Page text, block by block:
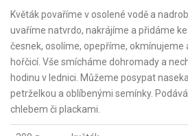
Květák povaříme v osolené vodě a
uvaříme natvrdo, nakrájíme a přidáme
česnek, osolíme, opepříme, okmínujeme
hořčicí. Vše smícháme dohromady a
hodinu v lednici. Můžeme posypat
petrželkou a oblíbenými semínky.
chlebem či plackami.